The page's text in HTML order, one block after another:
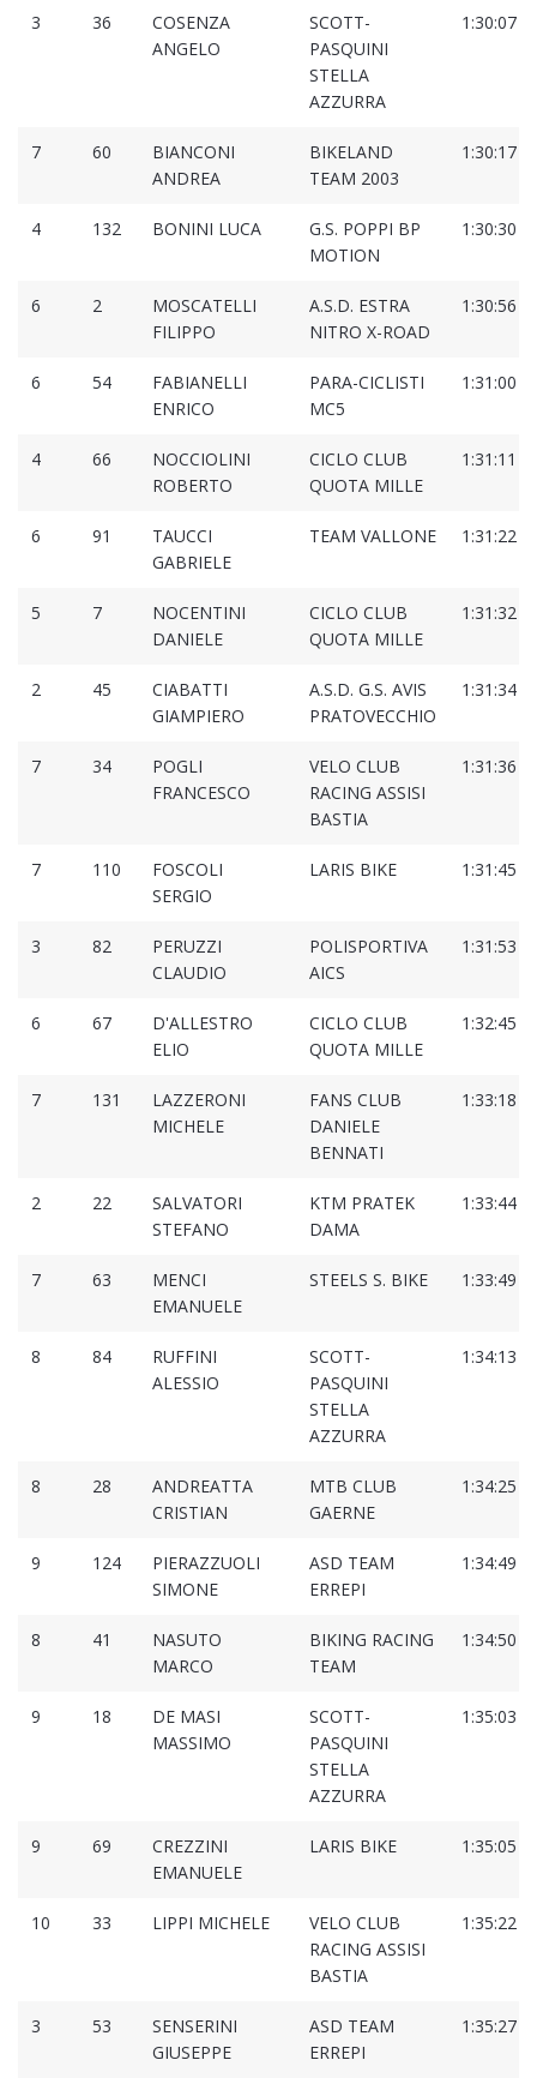
3 36
COSENZA
ANGELO
SCOTT-
PASQUINI
STELLA
AZZURRA
1:30:07
7 60
BIANCONI
ANDREA
BIKELAND
TEAM 2003
1:30:17
4 132 BONINI LUCA
G.S. POPPI BP
MOTION
1:30:30
6 2
MOSCATELLI
FILIPPO
A.S.D. ESTRA
NITRO X-ROAD
1:30:56
6 54
FABIANELLI
ENRICO
PARA-CICLISTI
MC5
1:31:00
4 66
NOCCIOLINI
ROBERTO
CICLO CLUB
QUOTA MILLE
1:31:11
6 91
TAUCCI
GABRIELE
TEAM VALLONE 1:31:22
5 7
NOCENTINI
DANIELE
CICLO CLUB
QUOTA MILLE
1:31:32
2 45
CIABATTI
GIAMPIERO
A.S.D. G.S. AVIS
PRATOVECCHIO
1:31:34
7 34
POGLI
FRANCESCO
VELO CLUB
RACING ASSISI
BASTIA
1:31:36
7 110
FOSCOLI
SERGIO
LARIS BIKE 1:31:45
3 82
PERUZZI
CLAUDIO
POLISPORTIVA
AICS
1:31:53
6 67
D'ALLESTRO
ELIO
CICLO CLUB
QUOTA MILLE
1:32:45
7 131
LAZZERONI
MICHELE
FANS CLUB
DANIELE
BENNATI
1:33:18
2 22
SALVATORI
STEFANO
KTM PRATEK
DAMA
1:33:44
7 63
MENCI
EMANUELE
STEELS S. BIKE 1:33:49
8 84
RUFFINI
ALESSIO
SCOTT-
PASQUINI
STELLA
AZZURRA
1:34:13
8 28
ANDREATTA
CRISTIAN
MTB CLUB
GAERNE
1:34:25
9 124
PIERAZZUOLI
SIMONE
ASD TEAM
ERREPI
1:34:49
8 41
NASUTO
MARCO
BIKING RACING
TEAM
1:34:50
9 18
DE MASI
MASSIMO
SCOTT-
PASQUINI
STELLA
AZZURRA
1:35:03
9 69
CREZZINI
EMANUELE
LARIS BIKE 1:35:05
10 33 LIPPI MICHELE
VELO CLUB
RACING ASSISI
BASTIA
1:35:22
3 53
SENSERINI
GIUSEPPE
ASD TEAM
ERREPI
1:35:27